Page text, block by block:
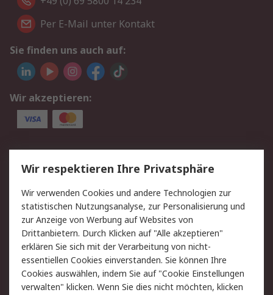
Per E-Mail unter Kontakt
Sie finden uns auch auf:
Wir akzeptieren:
Service
Value Added Services
Lieferlösungen
Rücksendungen
Kontakt
Hilfe
Privatkunden
Rechtliches
AGB
Datenschutz
Cookie-Richtlinie
Zahlungsbedingungen
Wir respektieren Ihre Privatsphäre
Wir verwenden Cookies und andere Technologien zur
statistischen Nutzungsanalyse, zur Personalisierung und
zur Anzeige von Werbung auf Websites von
Drittanbietern. Durch Klicken auf "Alle akzeptieren"
erklären Sie sich mit der Verarbeitung von nicht-
essentiellen Cookies einverstanden. Sie können Ihre
Cookies auswählen, indem Sie auf "Cookie Einstellungen
verwalten" klicken. Wenn Sie dies nicht möchten, klicken